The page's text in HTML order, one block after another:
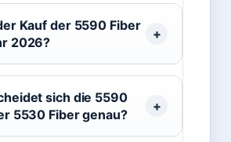
Kauf der 5590 Fiber
2026?
sich die 5590
5530 Fiber genau?